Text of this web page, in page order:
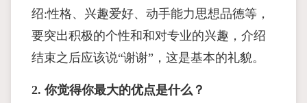
绍:性格、兴趣爱好、动手能力思想品德等，
要突出积极的个性和和对专业的兴趣，介绍
结束之后应该说“谢谢”，这是基本的礼貌。
2. 你觉得你最大的优点是什么？